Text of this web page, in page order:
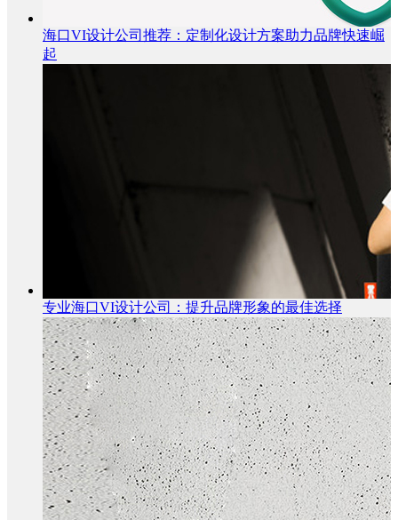
海口VI设计公司推荐：定制化设计方案助力品牌快速崛
起
专业海口VI设计公司：提升品牌形象的最佳选择